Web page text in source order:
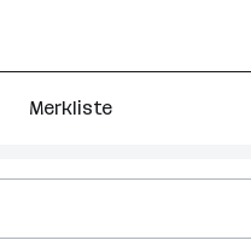
Merkliste